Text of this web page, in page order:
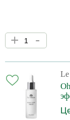
Комбуча,
энергией
Hya10+,
пудра рассеивает
удерживает
сухой,
покраснение и
+ -